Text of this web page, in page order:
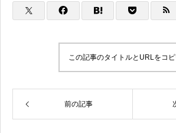
この記事のタイトルとURLをコ
前の記事